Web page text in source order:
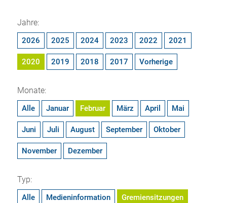
Jahre:
2026 2025 2024 2023 2022 2021
2020 2019 2018 2017 Vorherige
Monate:
Alle Januar Februar März April Mai
Juni Juli August September Oktober
November Dezember
Typ:
Alle Medieninformation Gremiensitzungen